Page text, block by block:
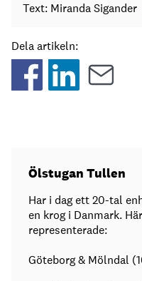
Text: Miranda Sigander
Dela artikeln:
Ölstugan Tullen
Har i dag ett 20-tal
en krog i Danmark.
representerade:
Göteborg & Mölndal